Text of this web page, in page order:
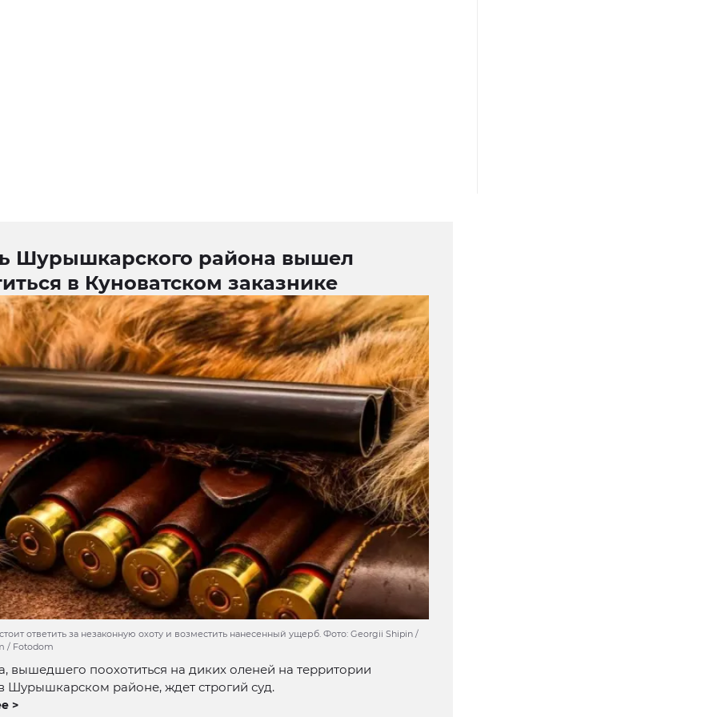
Шурышкарского района вышел
в Куноватском заказнике
ответить за незаконную охоту и возместить нанесенный ущерб. Фото: Georgii Shipin /
/ Fotodom
вышедшего поохотиться на диких оленей на территории
Шурышкарском районе, ждет строгий суд.
>